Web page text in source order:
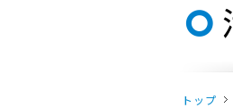
トップ